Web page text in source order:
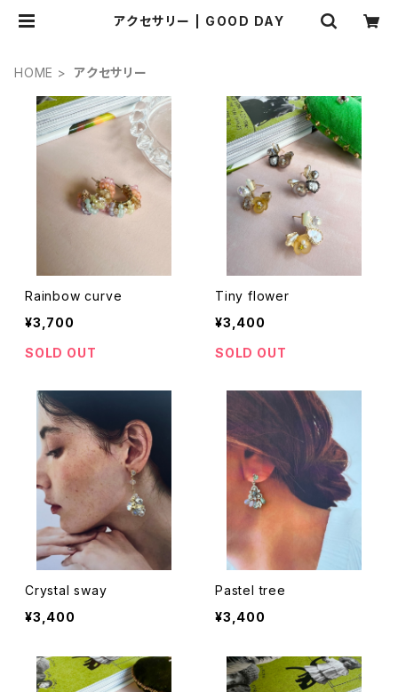
アクセサリー | GOOD DAY
HOME アクセサリー
Rainbow curve
¥3,700
SOLD OUT
Tiny flower
¥3,400
SOLD OUT
Crystal sway
¥3,400
Pastel tree
¥3,400